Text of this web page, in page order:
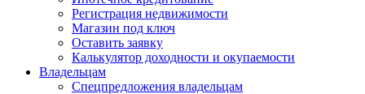
Регистрация недвижимости
Магазин под ключ
Оставить заявку
Калькулятор доходности и окупаемости
Владельцам
Спецпредложения владельцам